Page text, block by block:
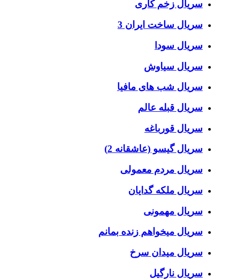
سریال زخم کاری
سریال ساخت ایران 3
سریال سودا
سریال سیاوش
سریال شب های مافیا
سریال قبله عالم
سریال قورباغه
سریال گیسو (عاشقانه 2)
سریال مردم معمولی
سریال ملکه گدایان
سریال مهمونی
سریال میخواهم زنده بمانم
سریال میدان سرخ
سریال نارگیل